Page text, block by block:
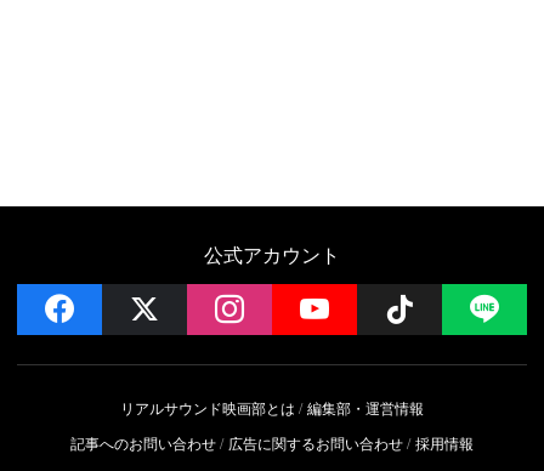
公式アカウント
facebook instagramYouTube Follow
リアルサウンド映画部とは
編集部・運営情報
記事へのお問い合わせ
広告に関するお問い合わせ 採用情報